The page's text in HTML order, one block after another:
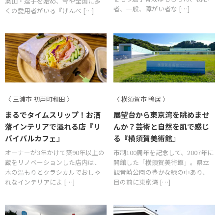
くの愛用者がいる『げんべ […]
者、一般、障がい者な […]
〈 三浦市 初声町和田 〉
まるでタイムスリップ！お洒
落インテリアで溢れる店『リ
バイバルカフェ』
オーナーが3年かけて築90年以上の
蔵をリノベーションした店内は、
木の温もりとクラシカルでおしゃ
れなインテリアによ […]
〈 横須賀市 鴨居 〉
展望台から東京湾を眺めませ
んか？芸術と自然を肌で感じ
る『横須賀美術館』
市制100周年を記念して、2007年に
開館した「横須賀美術館」。県立
観音崎公園の豊かな緑の中あり、
目の前に東京湾 […]